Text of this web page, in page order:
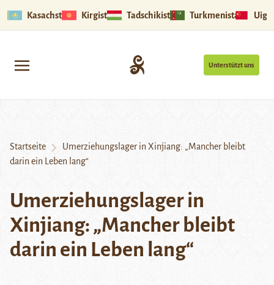
Kasachstan Kirgistan Tadschikistan Turkmenistan
Unterstützt uns
Startseite
Umerziehungslager in Xinjiang: „Mancher bleibt
darin ein Leben lang“
Umerziehungslager in
Xinjiang: „Mancher bleibt
darin ein Leben lang“